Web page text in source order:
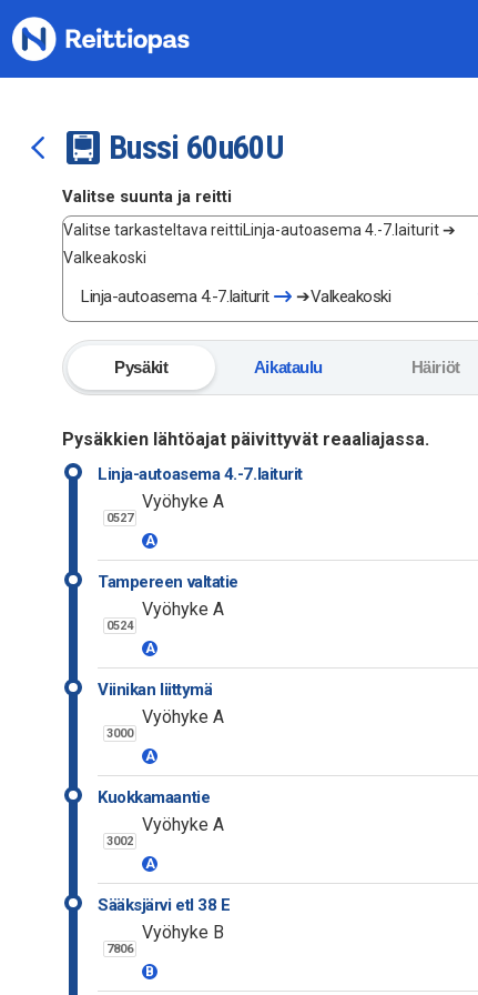
Siirry sisältöön
Bussi 60u60U
Valitse suunta ja reitti
Valitse tarkasteltava reitti Linja-autoasema 4.-7.laiturit ➔
Valkeakoski
Linja-autoasema 4.-7.laiturit ➔Valkeakoski
Pysäkit Aikataulu Häiriöt
Pysäkkien lähtöajat päivittyvät reaaliajassa.
Linja-autoasema 4.-7.laiturit
0527
Vyöhyke A
A
Tampereen valtatie
0524
Vyöhyke A
A
Viinikan liittymä
3000
Vyöhyke A
A
Kuokkamaantie
3002
Vyöhyke A
A
Sääksjärvi etl 38 E
7806
Vyöhyke B
B